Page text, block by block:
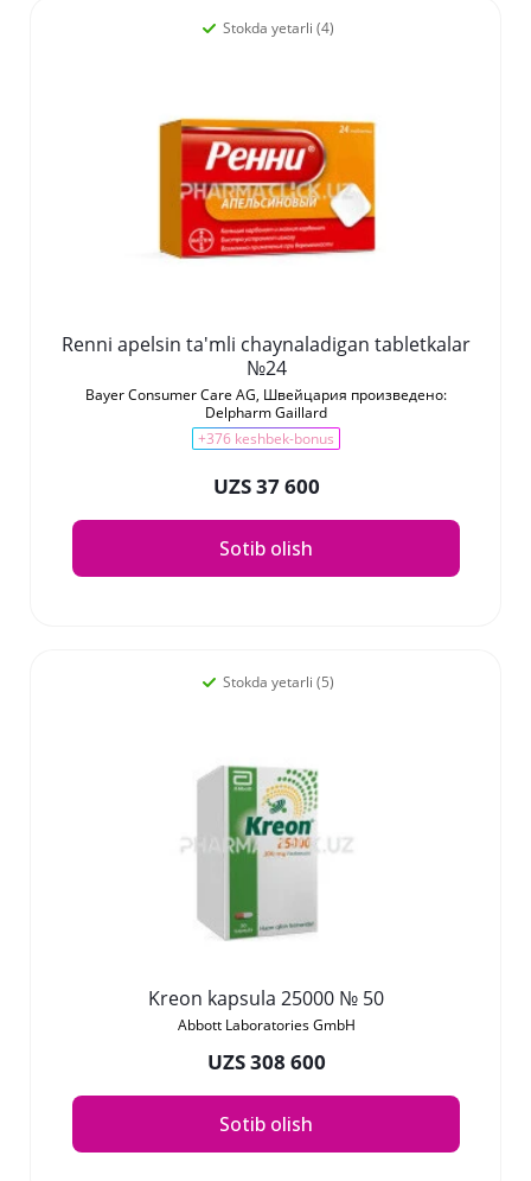
Stokda yetarli (4)
Renni apelsin ta'mli chaynaladigan tabletkalar
№24
Bayer Consumer Care AG, Швейцария произведено:
Delpharm Gaillard
+376 keshbek-bonus
UZS 37 600
Sotib olish
Stokda yetarli (5)
Kreon kapsula 25000 № 50
Abbott Laboratories GmbH
UZS 308 600
Sotib olish